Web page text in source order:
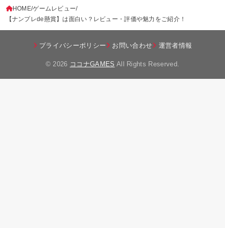
HOME ゲームレビュー
【ナンプレde懸賞】は面白い？レビュー・評価や魅力をご紹介！
プライバシーポリシー お問い合わせ 運営者情報
© 2026 ココナGAMES All Rights Reserved.